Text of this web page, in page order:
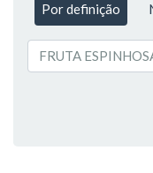
Por definição